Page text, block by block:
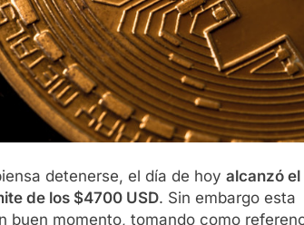
detenerse, el día de hoy alcanzó
de los $4700 USD. Sin embargo
buen momento, tomando como